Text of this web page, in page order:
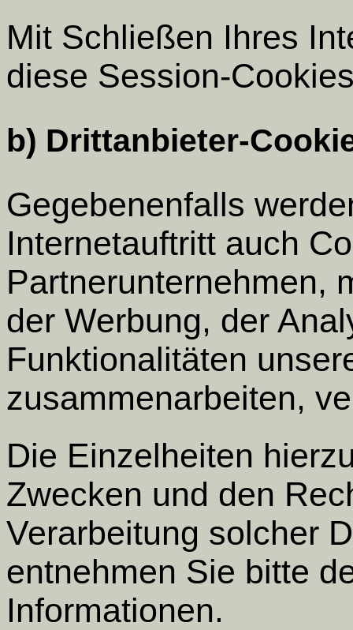
Mit Schließen Ihres
diese Session-
b) Drittanbieter-
Gegebenenfalls
Internetauftritt auch
Partnerunternehmen,
der Werbung, der
Funktionalitäten
zusammenarbeiten,
Die Einzelheiten
Zwecken und den
Verarbeitung solcher
entnehmen Sie bitte
Informationen.